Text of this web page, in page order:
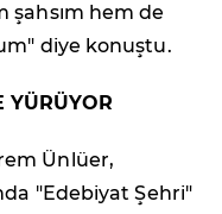
şahsım hem de
diye konuştu.
YÜRÜYOR
Ünlüer,
"Edebiyat Şehri"